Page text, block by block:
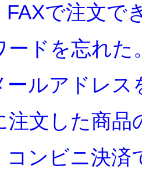
FAXで注文で
ードを忘れた
ールアドレス
注文した商品
コンビニ決